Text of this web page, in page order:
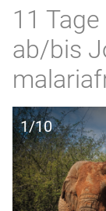
11
ab/bis
1/10